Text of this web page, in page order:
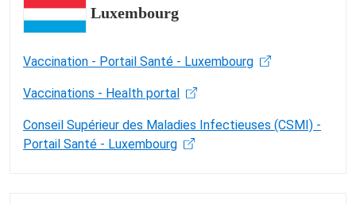
Luxembourg
Vaccination - Portail Santé - Luxembourg
Vaccinations - Health portal
Conseil Supérieur des Maladies Infectieuses (CSMI) -
Portail Santé - Luxembourg